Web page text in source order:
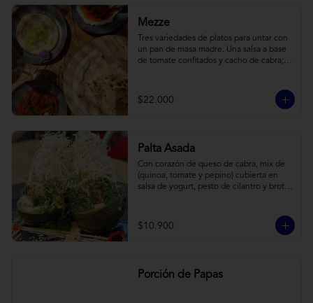
Mezze
Tres variedades de platos para untar con
un pan de masa madre. Una salsa a base
de tomate confitados y cacho de cabra;
cebollas horneadas largamente, con
toques de aceite asiático sobre cama de
$22.000
Palta Asada
Con corazón de queso de cabra, mix de
(quínoa, tomate y pepino) cubierta en
salsa de yogurt, pesto de cilantro y brotes
$10.900
Porción de Papas